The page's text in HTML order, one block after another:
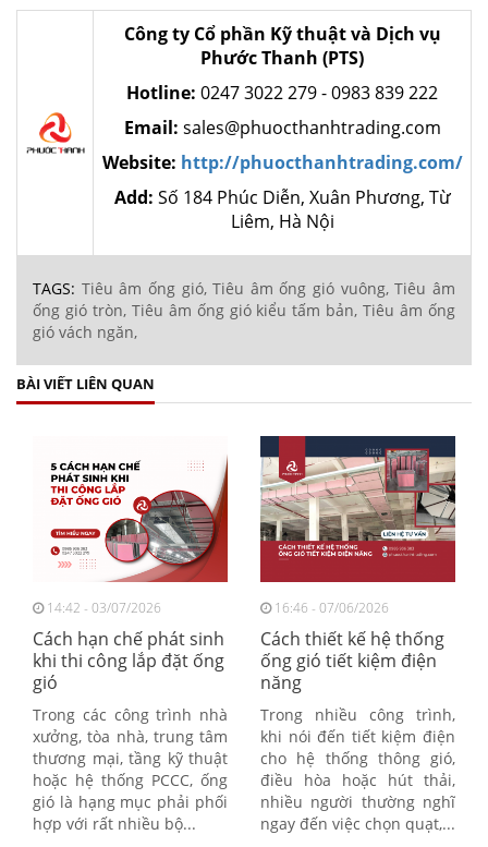
Công ty Cổ phần Kỹ thuật và Dịch vụ
Phước Thanh (PTS)
Hotline: 0247 3022 279 - 0983 839 222
Email: sales@phuocthanhtrading.com
Website: http://phuocthanhtrading.com/
Add: Số 184 Phúc Diễn, Xuân Phương, Từ
Liêm, Hà Nội
TAGS: Tiêu âm ống gió, Tiêu âm ống gió vuông, Tiêu âm
ống gió tròn, Tiêu âm ống gió kiểu tấm bản, Tiêu âm ống
gió vách ngăn,
BÀI VIẾT LIÊN QUAN
14:42 - 03/07/2026
Cách hạn chế phát sinh
khi thi công lắp đặt ống
gió
Trong các công trình nhà
xưởng, tòa nhà, trung tâm
thương mại, tầng kỹ thuật
hoặc hệ thống PCCC, ống
gió là hạng mục phải phối
hợp với rất nhiều bộ...
16:46 - 07/06/2026
Cách thiết kế hệ thống
ống gió tiết kiệm điện
năng
Trong nhiều công trình,
khi nói đến tiết kiệm điện
cho hệ thống thông gió,
điều hòa hoặc hút thải,
nhiều người thường nghĩ
ngay đến việc chọn quạt,...